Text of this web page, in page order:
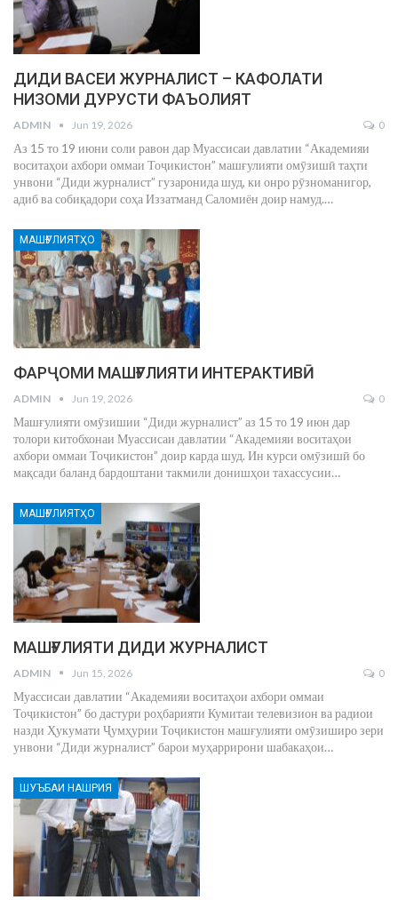
ДИДИ ВАСЕИ ЖУРНАЛИСТ – КАФОЛАТИ
НИЗОМИ ДУРУСТИ ФАЪОЛИЯТ
ADMIN Jun 19, 2026 0
Аз 15 то 19 июни соли равон дар Муассисаи давлатии “Академияи
воситаҳои ахбори оммаи Тоҷикистон” машғулияти омӯзишӣ таҳти
унвони “Диди журналист” гузаронида шуд, ки онро рӯзноманигор,
адиб ва собиқадори соҳа Иззатманд Саломиён доир намуд.…
МАШҒУЛИЯТҲО
ФАРҶОМИ МАШҒУЛИЯТИ ИНТЕРАКТИВӢ
ADMIN Jun 19, 2026 0
Машғулияти омӯзишии “Диди журналист” аз 15 то 19 июн дар
толори китобхонаи Муассисаи давлатии “Академияи воситаҳои
ахбори оммаи Тоҷикистон” доир карда шуд. Ин курси омӯзишӣ бо
мақсади баланд бардоштани такмили донишҳои тахассусии…
МАШҒУЛИЯТҲО
МАШҒУЛИЯТИ ДИДИ ЖУРНАЛИСТ
ADMIN Jun 15, 2026 0
Муассисаи давлатии “Академияи воситаҳои ахбори оммаи
Тоҷикистон” бо дастури роҳбарияти Кумитаи телевизион ва радиои
назди Ҳукумати Ҷумҳурии Тоҷикистон машғулияти омӯзиширо зери
унвони “Диди журналист” барои муҳаррирони шабакаҳои…
ШУЪБАИ НАШРИЯ